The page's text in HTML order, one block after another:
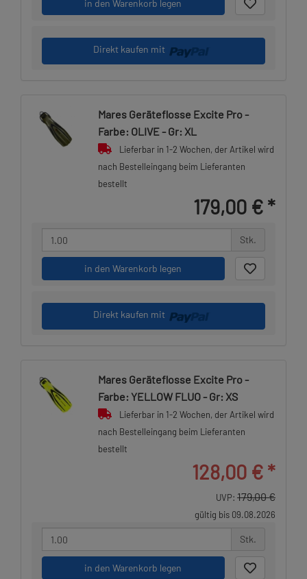
in den Warenkorb legen
Direkt kaufen mit
Mares Geräteflosse Excite Pro -
Farbe: OLIVE - Gr: XL
Lieferbar in 1-2 Wochen, der Artikel wird
nach Bestelleingang beim Lieferanten
bestellt
179,00 € *
Stk.
in den Warenkorb legen
Direkt kaufen mit
Mares Geräteflosse Excite Pro -
Farbe: YELLOW FLUO - Gr: XS
Lieferbar in 1-2 Wochen, der Artikel wird
nach Bestelleingang beim Lieferanten
bestellt
128,00 € *
UVP: 179,00 €
gültig bis 09.08.2026
Stk.
in den Warenkorb legen